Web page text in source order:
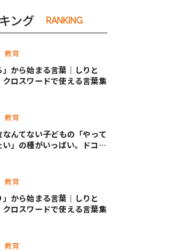
ング RANKING
教育
」から始まる言葉｜しりと
クロスワードで使える言葉集
教育
なんてない――子どもの「やって
い」の種がいっぱい。ドコモ
教育
」から始まる言葉｜しりと
クロスワードで使える言葉集
教育